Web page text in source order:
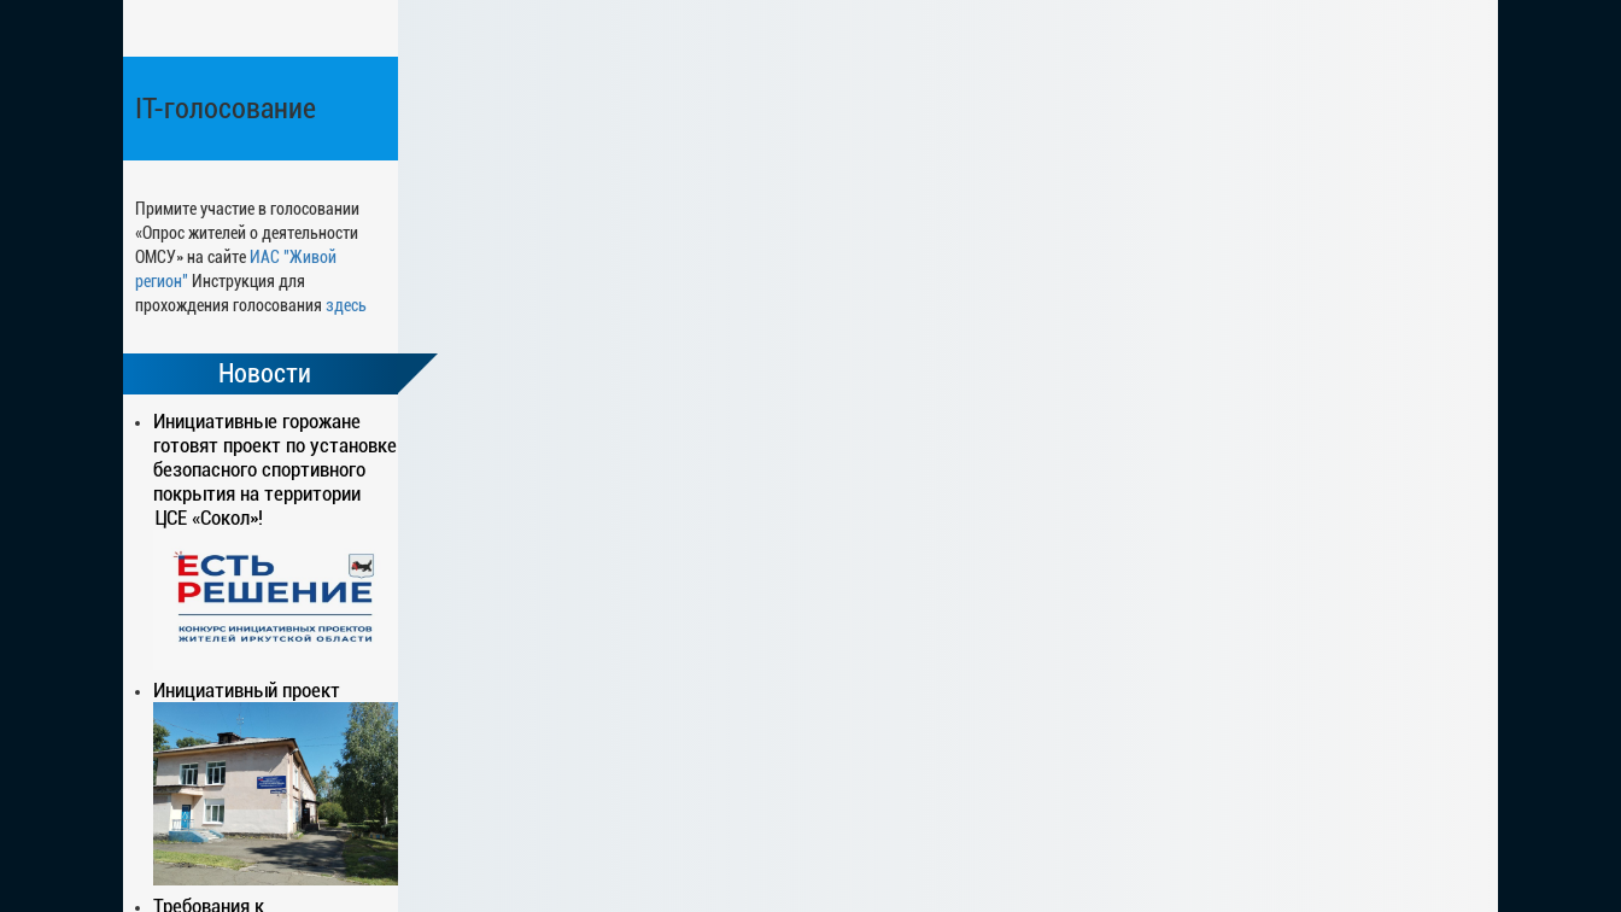
IT-голосование
Примите участие в голосовании
«Опрос жителей о деятельности
ОМСУ» на сайте ИАС "Живой
регион" Инструкция для
прохождения голосования здесь
Новости
Инициативные горожане
готовят проект по установке
безопасного спортивного
покрытия на территории
ЦСЕ «Сокол»!
Инициативный проект
Требования к